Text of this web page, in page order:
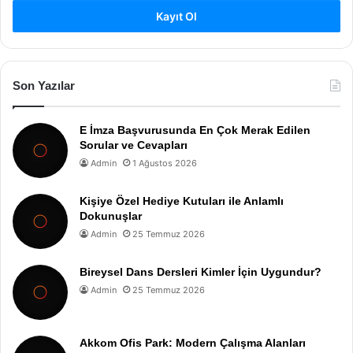
Kayıt Ol
Son Yazılar
E İmza Başvurusunda En Çok Merak Edilen
Sorular ve Cevapları
Admin 1 Ağustos 2026
Kişiye Özel Hediye Kutuları ile Anlamlı
Dokunuşlar
Admin 25 Temmuz 2026
Bireysel Dans Dersleri Kimler İçin Uygundur?
Admin 25 Temmuz 2026
Akkom Ofis Park: Modern Çalışma Alanları